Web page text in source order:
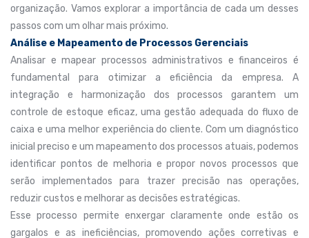
organização. Vamos explorar a importância de cada um desses
passos com um olhar mais próximo.
Análise e Mapeamento de Processos Gerenciais
Analisar e mapear processos administrativos e financeiros é
fundamental para otimizar a eficiência da empresa. A
integração e harmonização dos processos garantem um
controle de estoque eficaz, uma gestão adequada do fluxo de
caixa e uma melhor experiência do cliente. Com um diagnóstico
inicial preciso e um mapeamento dos processos atuais, podemos
identificar pontos de melhoria e propor novos processos que
serão implementados para trazer precisão nas operações,
reduzir custos e melhorar as decisões estratégicas.
Esse processo permite enxergar claramente onde estão os
gargalos e as ineficiências, promovendo ações corretivas e